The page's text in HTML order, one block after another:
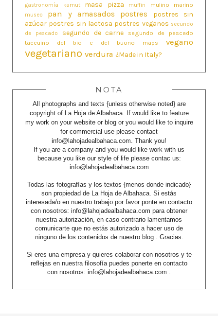
gastronomía
kamut masa pizza muffin mulino marino
museo pan y amasados postres
postres sin
azúcar postres sin lactosa postres veganos secundo
de pescado
segundo de carne
segundo de pescado
taccuino del bio e del buono maps
vegano
vegetariano verdura ¿Made in Italy?
NOTA
All photographs and texts {unless otherwise noted} are
copyright of La Hoja de Albahaca. If would like to feature
my work on your website or blog or you would like to inquire
for commercial use please contact
info@lahojadealbahaca.com. Thank you!
If you are a company and you would like work with us
because you like our style of life please contac us:
info@lahojadealbahaca.com
Todas las fotografías y los textos {menos donde indicado}
son propiedad de La Hoja de Albahaca. Si estás
interesada/o en nuestro trabajo por favor ponte en contacto
con nosotros: info@lahojadealbahaca.com para obtener
nuestra autorización, en caso contrario lamentamos
comunicarte que no estás autorizado a hacer uso de
ninguno de los contenidos de nuestro blog . Gracias.
Si eres una empresa y quieres colaborar con nosotros y te
reflejas en nuestra filosofía puedes ponerte en contacto
con nosotros: info@lahojadealbahaca.com .